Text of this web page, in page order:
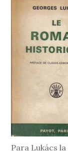
Para Lukács